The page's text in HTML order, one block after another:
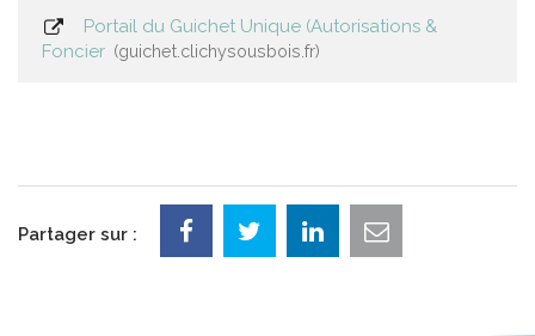
Portail du Guichet Unique (Autorisations &
Foncier
guichet.clichysousbois.fr
Partager sur :